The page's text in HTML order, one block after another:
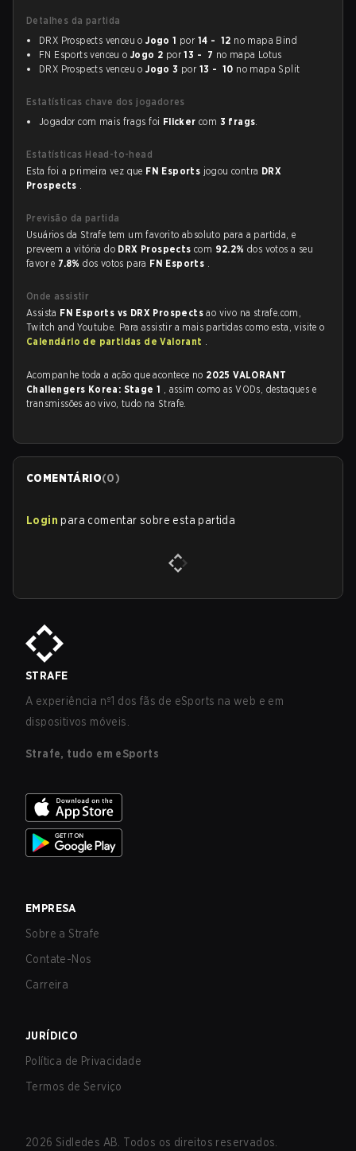
Detalhes da partida
DRX Prospects venceu oJogo 1 por 14 - 12 no mapa Bind
FN Esports venceu o Jogo 2 por13 - 7 no mapa Lotus
DRX Prospects venceu oJogo 3 por 13 - 10 no mapa Split
Estatísticas chave dos jogadores
Jogador com mais frags foi Flicker com 3 frags.
Estatísticas Head-to-head
Esta foi a primeira vez que FN Esports jogou contra DRX
Prospects .
Previsão da partida
Usuários da Strafe tem um favorito absoluto para a partida, e
preveem a vitória do DRX Prospectscom 92.2%dos votos a seu
favor e 7.8%dos votos para FN Esports .
Onde assistir
Assista FN Esports vs DRX Prospectsao vivo na strafe.com,
Twitch and Youtube. Para assistir a mais partidas como esta, visite o
Calendário de partidas de Valorant .
Acompanhe toda a ação que acontece no 2025 VALORANT
Challengers Korea: Stage 1 , assim como as VODs, destaques e
transmissões ao vivo, tudo na Strafe.
COMENTÁRIO(0)
Login para comentar sobre esta partida
STRAFE
A experiência nº1 dos fãs de eSports na web e em
dispositivos móveis.
Strafe, tudo em eSports
EMPRESA
Sobre a Strafe
Contate-Nos
Carreira
JURÍDICO
Política de Privacidade
Termos de Serviço
2026 Sidledes AB. Todos os direitos reservados.